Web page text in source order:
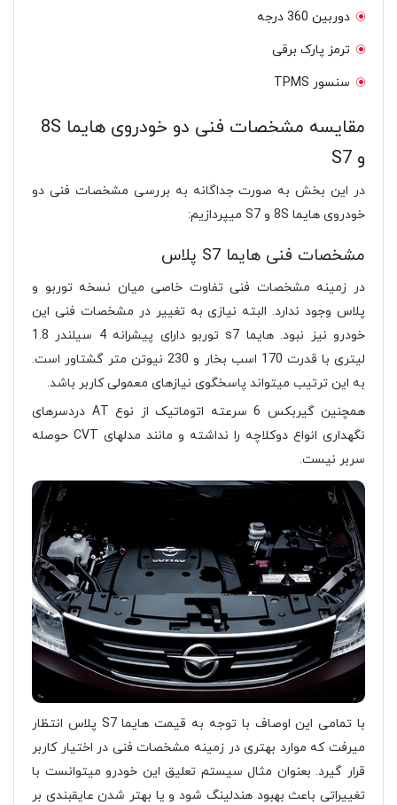
دوربین 360 درجه
ترمز پارک برقی
سنسور TPMS
مقایسه مشخصات فنی دو خودروی هایما 8S
و S7
در این بخش به صورت جداگانه به بررسی مشخصات فنی دو
خودروی هایما 8S و S7 میپردازیم:
مشخصات فنی هایما S7 پلاس
در زمینه مشخصات فنی تفاوت خاصی میان نسخه توربو و
پلاس وجود ندارد. البته نیازی به تغییر در مشخصات فنی این
خودرو نیز نبود. هایما s7 توربو دارای پیشرانه 4 سیلندر 1.8
لیتری با قدرت 170 اسب بخار و 230 نیوتن متر گشتاور است.
به این ترتیب میتواند پاسخگوی نیازهای معمولی کاربر باشد.
همچنین گیربکس 6 سرعته اتوماتیک از نوع AT دردسرهای
نگهداری انواع دوکلاچه را نداشته و مانند مدلهای CVT حوصله
سربر نیست.
با تمامی این اوصاف با توجه به قیمت هایما S7 پلاس انتظار
میرفت که موارد بهتری در زمینه مشخصات فنی در اختیار کاربر
قرار گیرد. بعنوان مثال سیستم تعلیق این خودرو میتوانست با
تغییراتی باعث بهبود هندلینگ شود و یا بهتر شدن عایقبندی بر